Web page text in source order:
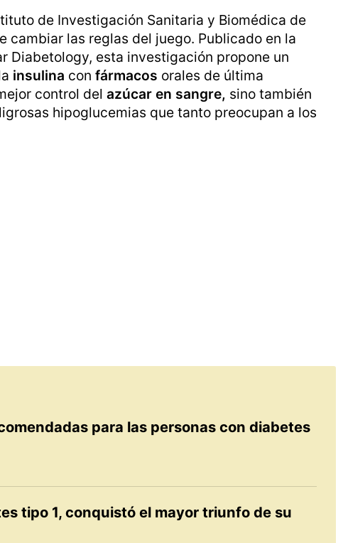
de Investigación Sanitaria y Biomédica de
cambiar las reglas del juego. Publicado en la
Diabetology, esta investigación propone un
insulina con fármacos orales de última
control del azúcar en sangre, sino también
hipoglucemias que tanto preocupan a los
para las personas con diabetes
tipo 1, conquistó el mayor triunfo de su